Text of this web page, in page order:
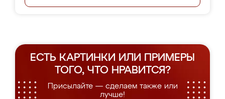
ЕСТЬ КАРТИНКИ ИЛИ ПРИМЕРЫ
ТОГО, ЧТО НРАВИТСЯ?
Присылайте — сделаем также или
лучше!